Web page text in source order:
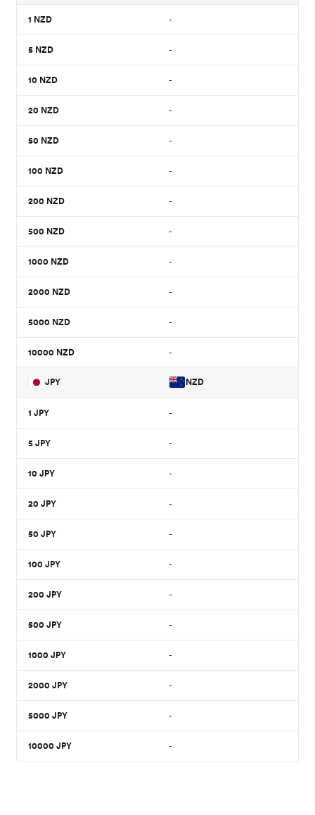
1 NZD -
5 NZD -
10 NZD -
20 NZD -
50 NZD -
100 NZD -
200 NZD -
500 NZD -
1000 NZD -
2000 NZD -
5000 NZD -
10000 NZD -
JPY NZD
1 JPY -
5 JPY -
10 JPY -
20 JPY -
50 JPY -
100 JPY -
200 JPY -
500 JPY -
1000 JPY -
2000 JPY -
5000 JPY -
10000 JPY -